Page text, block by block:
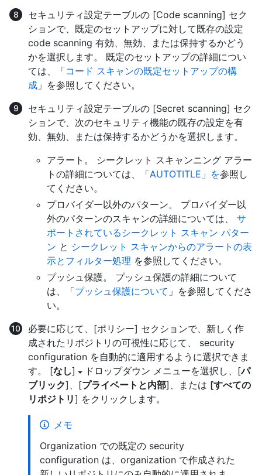
セキュリティ設定テーブルの [Code scanning] セク
ションで、既定のセットアップに対して既存の設定
code scanning 有効、無効、または保持するかどう
かを選択します。 既定のセットアップの詳細につい
ては、「コード スキャンの既定セットアップの構
成 」を参照してください。
セキュリティ設定テーブルの [Secret scanning] セク
ションで、次のセキュリティ機能の既存の設定を有
効、無効、または保持するかどうかを選択します。
アラート。 シークレット スキャンニング アラー
トの詳細については、「AUTOTITLE」を参照し
てください。
プロバイダー以外のパターン。 プロバイダー以
外のパターンのスキャンの詳細については、 サ
ポートされているシークレット スキャン パター
ン と シークレット スキャンからのアラートの表
示とフィルター処理 を参照してください。
プッシュ保護。 プッシュ保護の詳細について
は、「プッシュ保護について 」を参照してくださ
い。
必要に応じて、[ポリシー] セクションで、新しく作
成されたリポジトリの可視性に応じて、 security
configuration を自動的に適用するように選択できま
す。 [なし] ドロップダウン メニューを選択し、[パ
ブリック]、[プライベートと内部]、または [すべての
リポジトリ] をクリックします。
メモ
Organization での既定の security
configuration は、organization で作成された